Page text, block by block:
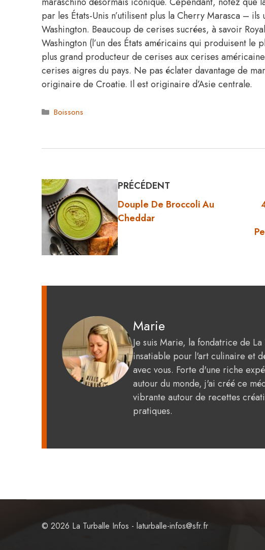
par les États-Unis n’utilisent plus la Cherry Marasca –
Washington. Beaucoup de cerises sucrées, à savoir
Washington (l’un des États américains qui produisent
plus grand producteur de cerises aux cerises
cerises aigres du pays. Ne pas éclater davantage de
originaire de Croatie. Il est originaire d’Asie centrale.
Catégories
Boissons
PRÉCÉDENT
Douple De Broccoli Au
Cheddar
Marie
Je suis Marie, la fondatrice de
insatiable pour l'art culinaire et
avec vous. Forte d'une riche
autour du monde, j'ai créé ce
vibrante autour de recettes
pratiques.
© 2026 La Turballe Infos - laturballe-infos@sfr.fr